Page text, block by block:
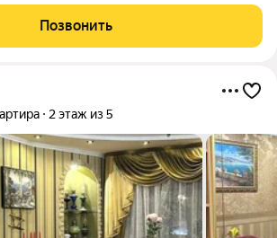
Кухня 8,8 кВ метров!Окна выходят нa
красивый вид
Позвонить
2 этаж из 5